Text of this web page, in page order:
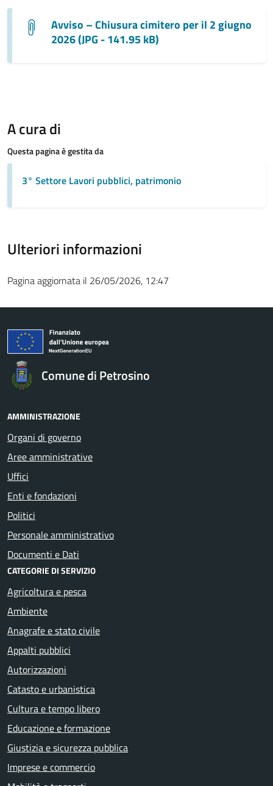
Avviso – Chiusura cimitero per il 2 giugno
2026 (JPG - 141.95 kB)
A cura di
Questa pagina è gestita da
3° Settore Lavori pubblici, patrimonio
Ulteriori informazioni
Pagina aggiornata il 26/05/2026, 12:47
Comune di Petrosino
AMMINISTRAZIONE
Organi di governo
Aree amministrative
Uffici
Enti e fondazioni
Politici
Personale amministrativo
Documenti e Dati
CATEGORIE DI SERVIZIO
Agricoltura e pesca
Ambiente
Anagrafe e stato civile
Appalti pubblici
Autorizzazioni
Catasto e urbanistica
Cultura e tempo libero
Educazione e formazione
Giustizia e sicurezza pubblica
Imprese e commercio